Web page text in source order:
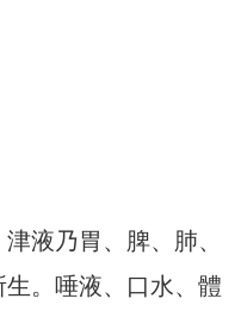
液乃胃、脾、肺、
。唾液、口水、體